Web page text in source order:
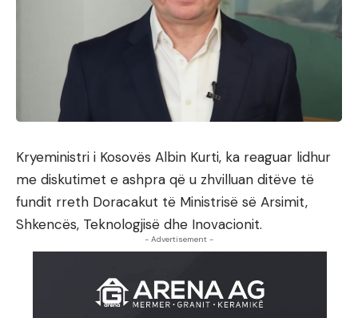
Kryeministri i Kosovës Albin Kurti, ka reaguar lidhur
me diskutimet e ashpra që u zhvilluan ditëve të
fundit rreth Doracakut të Ministrisë së Arsimit,
Shkencës, Teknologjisë dhe Inovacionit.
- Advertisement -